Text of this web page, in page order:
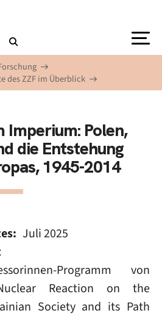
des ZZF im Überblick
Imperium: Polen,
die Entstehung
1945-2014
Juli 2025
Programm von
Reaction on the
Society and its Path